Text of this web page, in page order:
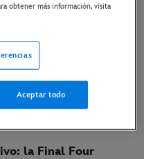
con ESPN,
los encuentros de
a los aficionados seguir
ajustado y cada
la Final Four
obtener más información, visita
Aceptar todo